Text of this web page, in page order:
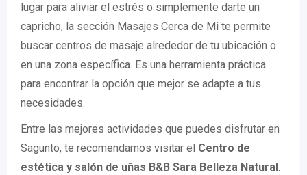
lugar para aliviar el estrés o simplemente darte un
capricho, la sección Masajes Cerca de Mi te permite
buscar centros de masaje alrededor de tu ubicación o
en una zona específica. Es una herramienta práctica
para encontrar la opción que mejor se adapte a tus
necesidades.
Entre las mejores actividades que puedes disfrutar en
Sagunto, te recomendamos visitar el Centro de
estética y salón de uñas B&B Sara Belleza Natural .